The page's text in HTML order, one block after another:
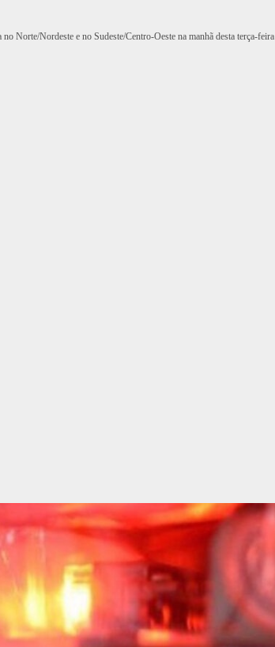
Norte/Nordeste e no Sudeste/Centro-Oeste na manhã desta terça-feira